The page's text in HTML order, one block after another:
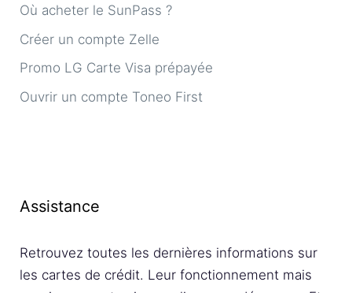
Où acheter le SunPass ?
Créer un compte Zelle
Promo LG Carte Visa prépayée
Ouvrir un compte Toneo First
Assistance
Retrouvez toutes les dernières informations sur
les cartes de crédit. Leur fonctionnement mais